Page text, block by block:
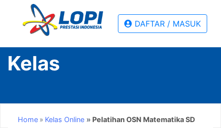
DAFTAR / MASUK
SMA
SMA
Kelas
Home Kelas Online Pelatihan OSN Matematika SD